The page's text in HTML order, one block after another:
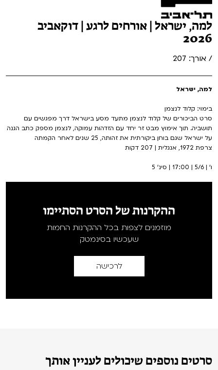
למה, ישראל | אורחים לרגע | דוקאביב
2026
/ אורך: 207
למה, ישראל
בימוי: קלוד לנצמן
סרט הביכורים של קלוד לנצמן מתעד מסע בישראל דרך מפגשים עם
תושביה. תוך אימוץ מבט זר יחד עם הזדהות עמוקה, לנצמן מספק כתב הגנה
על ישראל שגם בוחן ביקורתית את זהותה, 25 שנים לאחר הקמתה
צרפת 1972, אנגלית | 207 דקות
ו' | 5/6 | 17:00 | סינ' 5
ההקרנות של הסרט הסתיימו
מוזמנים לצפות בכל ההקרנות החמות
שעכשיו בסינמטק
לרכישה
סרטים נוספים שיכולים לעניין אותך